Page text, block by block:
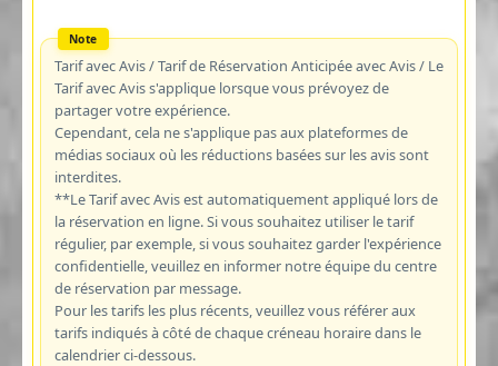
Tarif avec Avis / Tarif de Réservation Anticipée avec Avis / Le
Tarif avec Avis s'applique lorsque vous prévoyez de
partager votre expérience.
Cependant, cela ne s'applique pas aux plateformes de
médias sociaux où les réductions basées sur les avis sont
interdites.
**Le Tarif avec Avis est automatiquement appliqué lors de
la réservation en ligne. Si vous souhaitez utiliser le tarif
régulier, par exemple, si vous souhaitez garder l'expérience
confidentielle, veuillez en informer notre équipe du centre
de réservation par message.
Pour les tarifs les plus récents, veuillez vous référer aux
tarifs indiqués à côté de chaque créneau horaire dans le
calendrier ci-dessous.